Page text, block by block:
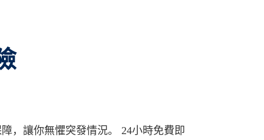
，讓你無懼突發情況。 24小時免費即